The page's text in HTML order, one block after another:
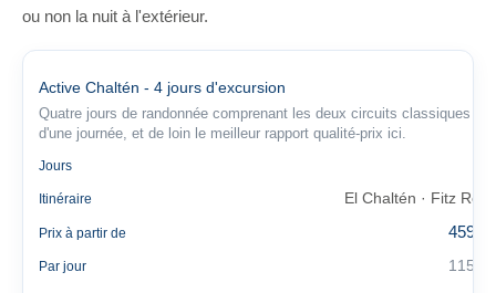
ou non la nuit à l'extérieur.
Active Chaltén - 4 jours d'excursion
Quatre jours de randonnée comprenant les deux circuits classiques
d'une journée, et de loin le meilleur rapport qualité-prix ici.
Jours
Itinéraire El Chaltén · Fitz Roy
Prix à partir de 459 €
Par jour 115 €